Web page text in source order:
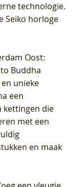
technologie.
Seiko horloge
Oost:
Buddha
unieke
een
kettingen die
met een
en maak